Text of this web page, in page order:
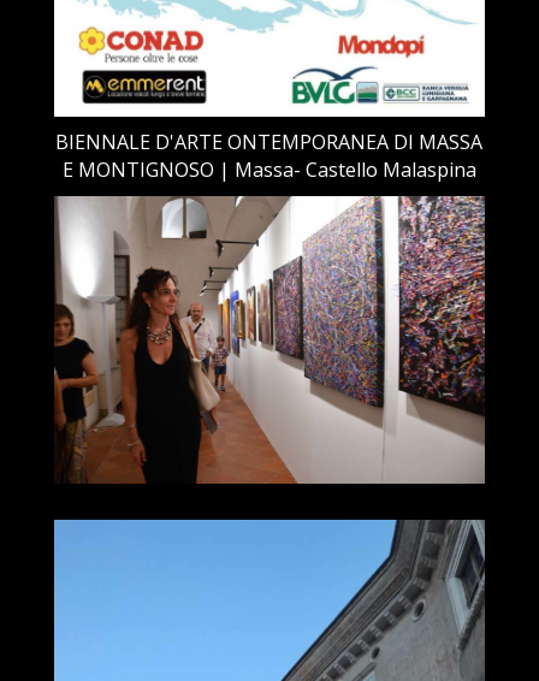
BIENNALE D'ARTE ONTEMPORANEA DI MASSA
E MONTIGNOSO | Massa- Castello Malaspina